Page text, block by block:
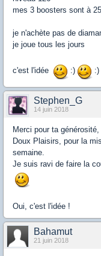
mes 3 boosters sont à
je n'achète pas de
je joue tous les jours
c'est l'idée :) :)
Stephen_G
14 juin 2018
Merci pour ta
Doux Plaisirs, pour la
semaine.
Je suis ravi de faire la
Oui, c'est l'idée !
Bahamut
21 juin 2018